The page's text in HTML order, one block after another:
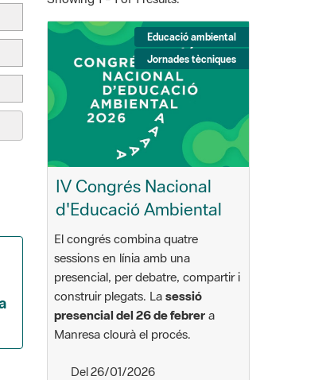
Educació ambiental
Jornades tècniques
IV Congrés Nacional
d'Educació Ambiental
El congrés combina quatre
sessions en línia amb una
presencial, per debatre, compartir i
construir plegats. Lasessió
presencial del 26 de febrer
Manresa clourà el procés.
parc.activitat.fins 26/02/2026